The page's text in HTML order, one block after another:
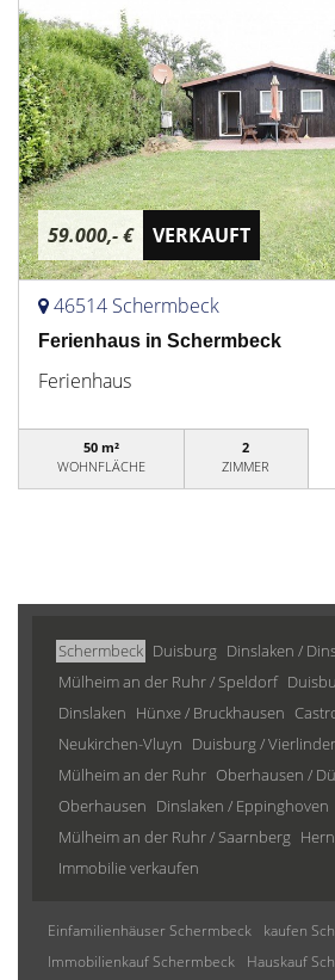
59.000,- € VERKAUFT
46514 Schermbeck
Ferienhaus in Schermbeck
Ferienhaus
50 m²
WOHNFLÄCHE
2
ZIMMER
Schermbeck Duisburg Dinslaken /
Mülheim an der Ruhr / Speldorf
Dinslaken Hünxe / Bruckhausen
Neukirchen-Vluyn Duisburg /
Mülheim an der Ruhr Oberhausen /
Oberhausen Dinslaken / Eppinghoven
Mülheim an der Ruhr / Saarnberg
Immobilie verkaufen
Einfamilienhäuser Schermbeck
kaufen
Immobilienkauf Schermbeck
Hauskauf